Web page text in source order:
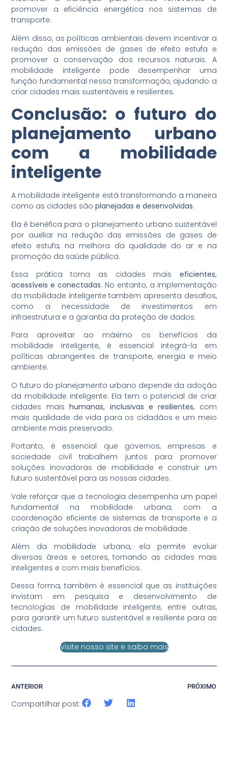
promover a eficiência energética nos sistemas de
transporte.
Além disso, as políticas ambientais devem incentivar a
redução das emissões de gases de efeito estufa e
promover a conservação dos recursos naturais. A
mobilidade inteligente pode desempenhar uma
função fundamental nessa transformação, ajudando a
criar cidades mais sustentáveis ​​e resilientes.
Conclusão: o futuro do
planejamento urbano
com a mobilidade
inteligente
A mobilidade inteligente está transformando a maneira
como as cidades sãoplanejadas e desenvolvidas.
Ela é benéfica para o planejamento urbano sustentável
por auxiliar na redução das emissões de gases de
efeito estufa, na melhora da qualidade do ar e na
promoção da saúde pública.
Essa prática torna as cidades mais eficientes,
acessíveis e conectadas. No entanto, a implementação
da mobilidade inteligente também apresenta desafios,
como a necessidade de investimentos em
infraestrutura e a garantia da proteção de dados.
Para aproveitar ao máximo os benefícios da
mobilidade inteligente, é essencial integrá-la em
políticas abrangentes de transporte, energia e meio
ambiente.
O futuro do planejamento urbano depende da adoção
da mobilidade inteligente. Ela tem o potencial de criar
cidades maishumanas, inclusivas e resilientes, com
mais qualidade de vida para os cidadãos e um meio
ambiente mais preservado.
Portanto, é essencial que governos, empresas e
sociedade civil trabalhem juntos para promover
soluções inovadoras de mobilidade e construir um
futuro sustentável para as nossas cidades.
Vale reforçar que a tecnologia desempenha um papel
fundamental na mobilidade urbana, com a
coordenação eficiente de sistemas de transporte e a
criação de soluções inovadoras de mobilidade.
Além da mobilidade urbana, ela permite evoluir
diversas áreas e setores, tornando as cidades mais
inteligentes e com mais benefícios.
Dessa forma, também é essencial que as instituições
invistam em pesquisa e desenvolvimento de
tecnologias de mobilidade inteligente, entre outras,
para garantir um futuro sustentável e resiliente para as
cidades.
Visite nosso site e saiba mais
ANTERIOR PRÓXIMO
Compartilhar post: